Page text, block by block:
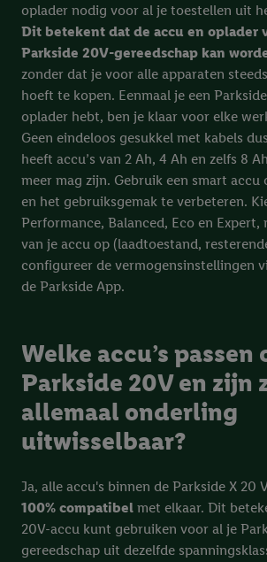
oplader nodig voor al je toestellen uit
Dit betekent dat de accu en oplader
Parkside 20V-gereedschap kan
zonder dat je voor alle apparaten
hoeft te kopen. Eenmaal je een
oplader hebt, ben je klaar voor elke
Geen eindeloos gesukkel met kabels
heeft accu’s van 2 Ah, 4 Ah en zelfs 8
meer mag zijn. Gebruik een smart accu
en het gebruiksgemak te verbeteren.
Performance, Balanced, Eco en Expert,
van je accu op (laadtoestand,
configureer de vermogensinstellingen
de Parkside App.
Welke accu’s passen
Parkside 20V en zijn
allemaal onderling
uitwisselbaar?
Ja, alle accu's binnen de Parkside X 20
100% compatibel met elkaar. Dit
20V-accu kunt gebruiken voor al je
gereedschap uit dezelfde